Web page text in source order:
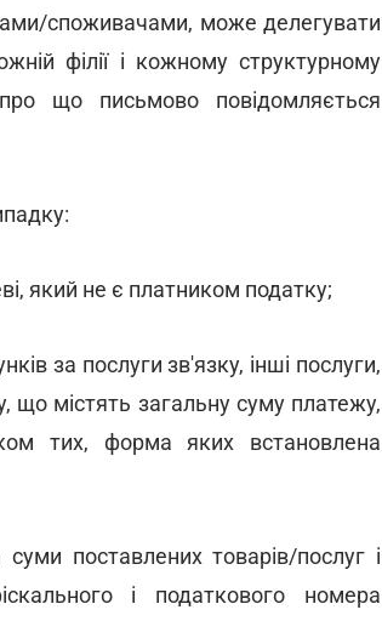
споживачами, може делегувати
філії і кожному структурному
що письмово повідомляється
який не є платником податку;
за послуги зв'язку, інші послуги,
що містять загальну суму платежу,
тих, форма яких встановлена
поставлених товарів/послуг і
і податкового номера